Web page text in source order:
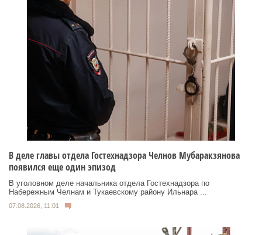
В деле главы отдела Гостехнадзора Челнов Мубаракзянова
появился еще один эпизод
В уголовном деле начальника отдела Гостехнадзора по
Набережным Челнам и Тукаевскому району Ильнара ...
07.08.2026, 11:01